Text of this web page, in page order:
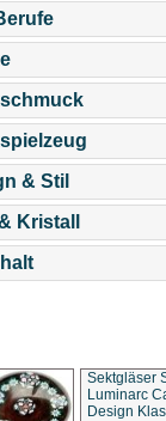
& Stil
Kristall
Sektgläser
Luminarc
Design